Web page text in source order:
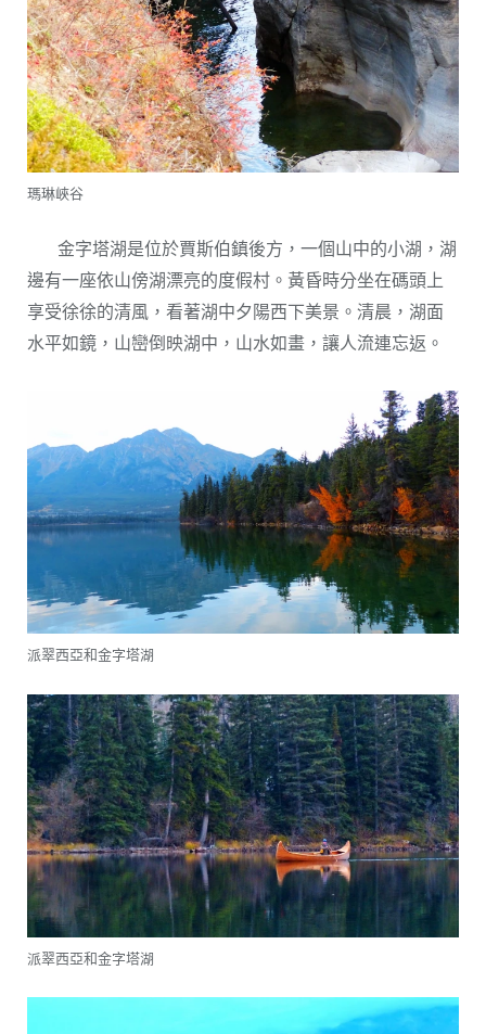
瑪琳峽谷
金字塔湖是位於賈斯伯鎮後方，一個山中的小湖，湖
邊有一座依山傍湖漂亮的度假村。黃昏時分坐在碼頭上
享受徐徐的清風，看著湖中夕陽西下美景。清晨，湖面
水平如鏡，山巒倒映湖中，山水如畫，讓人流連忘返。
派翠西亞和金字塔湖
派翠西亞和金字塔湖